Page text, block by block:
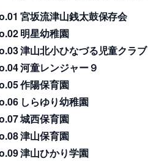
宮坂流津山銭太鼓保存会
明星幼稚園
津山北小ひなづる児童クラブ
河童レンジャー９
作陽保育園
しらゆり幼稚園
城西保育園
津山保育園
津山ひかり学園